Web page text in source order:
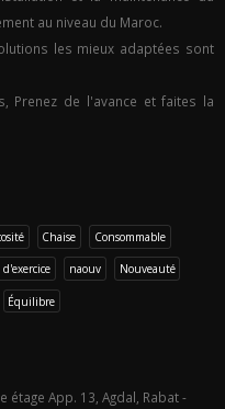
au niveau du Maroc.
les mieux adaptées sont
Prenez de l'avance et faites la
Chaise Consommable
naouv Nouveauté
Équilibre
étage App. 13, Agdal, Rabat -